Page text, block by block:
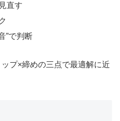
直す
”で判断
プ×締めの三点で最適解に近